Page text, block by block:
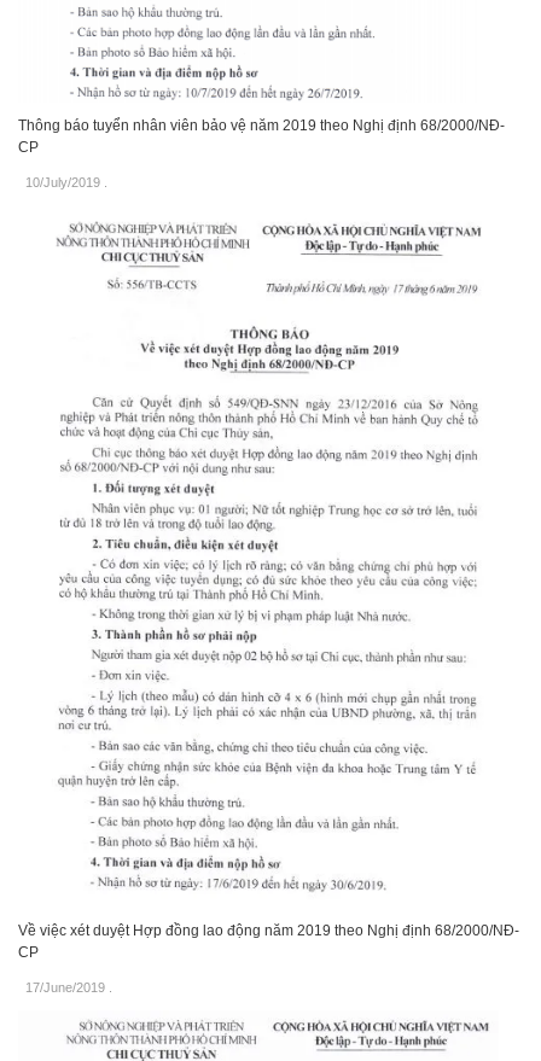
Thông báo tuyển nhân viên bảo vệ năm 2019 theo Nghị định 68/2000/NĐ-
CP
10/July/2019
Về việc xét duyệt Hợp đồng lao động năm 2019 theo Nghị định 68/2000/NĐ-
CP
17/June/2019 .